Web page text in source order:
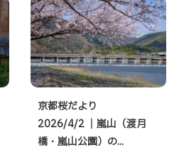
京都桜だより
2026/4/2 ｜嵐山（渡月
橋・嵐山公園）の...